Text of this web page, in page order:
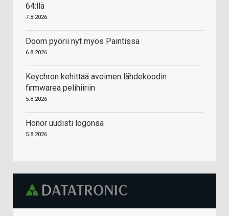
64:llä
7.8.2026
Doom pyörii nyt myös Paintissa
6.8.2026
Keychron kehittää avoimen lähdekoodin
firmwarea pelihiiriin
5.8.2026
Honor uudisti logonsa
5.8.2026